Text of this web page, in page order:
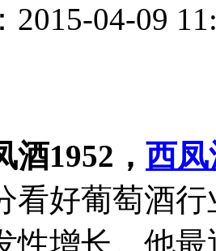
2015-04-09
酒1952， 西
看好葡萄酒
性增长。他